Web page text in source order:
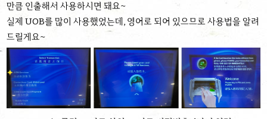
만큼 인출해서 사용하시면 돼요~
실제 UOB를 많이 사용했었는데, 영어로 되어 있으므로 사용법을 알려
드릴게요~